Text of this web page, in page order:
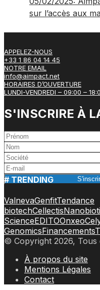
sur l’accès aux
APPELEZ-NOUS
+33 1 86 04 14 45
NOTRE EMAIL
info@aimpact.net
HORAIRES D’OUVERTURE
LUNDI-VENDREDI – 09:00 –
S'INSCRIRE À
# TRENDING
ValnevaGenfitTendance
biotechCellectis
ScienceEDITOOnxeo
GenomicsFinancements
© Copyright 2026, Tous
À propos du site
Mentions Légales
Contact